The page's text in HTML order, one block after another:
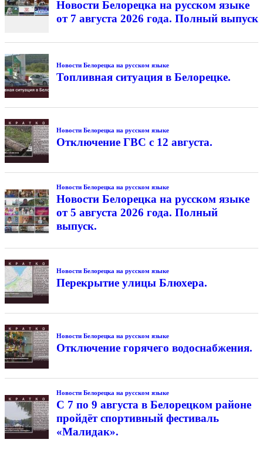
Новости Белорецка на русском языке
от 7 августа 2026 года. Полный выпуск
Новости Белорецка на русском языке
Топливная ситуация в Белорецке.
Новости Белорецка на русском языке
Отключение ГВС с 12 августа.
Новости Белорецка на русском языке
Новости Белорецка на русском языке
от 5 августа 2026 года. Полный
выпуск.
Новости Белорецка на русском языке
Перекрытие улицы Блюхера.
Новости Белорецка на русском языке
Отключение горячего водоснабжения.
Новости Белорецка на русском языке
С 7 по 9 августа в Белорецком районе
пройдёт спортивный фестиваль
«Малидак».